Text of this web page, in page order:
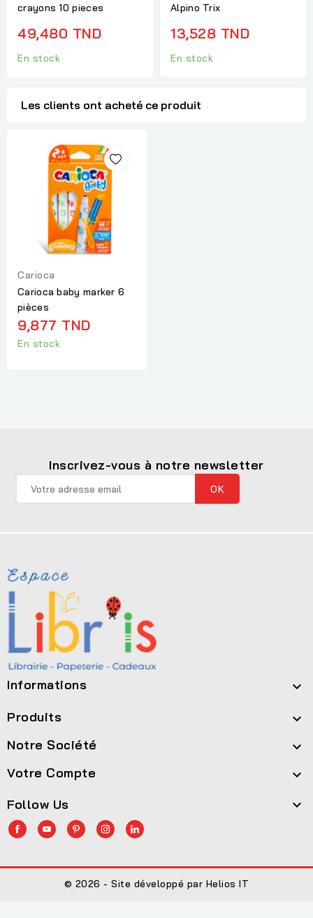
crayons 10 pieces
49,480 TND
En stock
Alpino Trix
13,528 TND
En stock
Les clients ont acheté ce produit
Carioca
Carioca baby marker 6
pièces
9,877 TND
En stock
Inscrivez-vous à notre newsletter
Informations 
Produits 
Notre Société 
Votre Compte 
Follow Us 
© 2026 - Site développé par Helios IT